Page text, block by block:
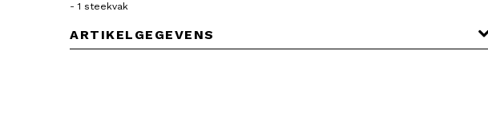
- 1 steekvak
ARTIKELGEGEVENS